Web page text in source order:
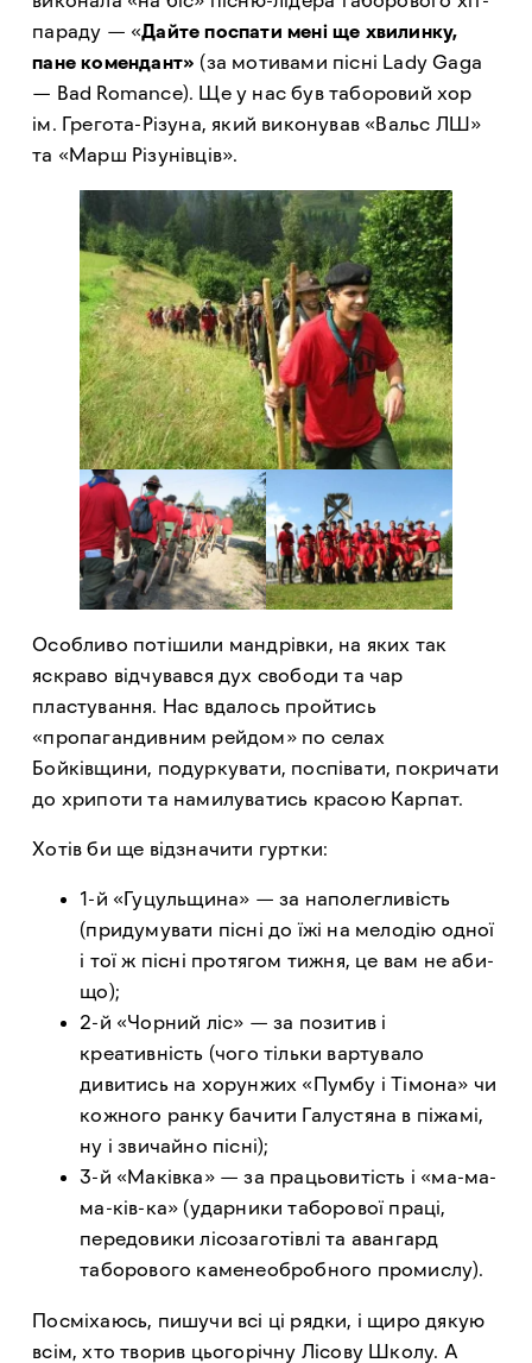
параду — «Дайте поспати мені ще хвилинку,
пане комендант» (за мотивами пісні Lady Gaga
— Bad Romance). Ще у нас був таборовий хор
ім. Грегота-Різуна, який виконував «Вальс ЛШ»
та «Марш Різунівців».
Особливо потішили мандрівки, на яких так
яскраво відчувався дух свободи та чар
пластування. Нас вдалось пройтись
«пропагандивним рейдом» по селах
Бойківщини, подуркувати, поспівати, покричати
до хрипоти та намилуватись красою Карпат.
Хотів би ще відзначити гуртки:
1-й «Гуцульщина» — за наполегливість
(придумувати пісні до їжі на мелодію одної
і тої ж пісні протягом тижня, це вам не аби-
що);
2-й «Чорний ліс» — за позитив і
креативність (чого тільки вартувало
дивитись на хорунжих «Пумбу і Тімона» чи
кожного ранку бачити Галустяна в піжамі,
ну і звичайно пісні);
3-й «Маківка» — за працьовитість і «ма-ма-
ма-ків-ка» (ударники таборової праці,
передовики лісозаготівлі та авангард
таборового каменеобробного промислу).
Посміхаюсь, пишучи всі ці рядки, і щиро дякую
всім, хто творив цьогорічну Лісову Школу. А